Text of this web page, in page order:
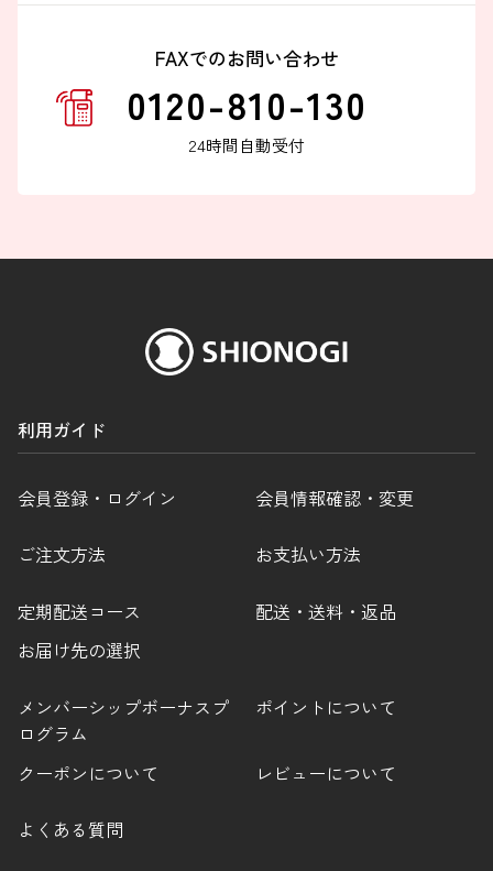
FAXでのお問い合わせ
0120-810-130
24時間自動受付
利用ガイド
会員登録・ログイン 会員情報確認・変更
ご注文方法 お支払い方法
定期配送コース
配送・送料・返品
お届け先の選択
メンバーシップボーナスプ
ログラム
ポイントについて
クーポンについて レビューについて
よくある質問